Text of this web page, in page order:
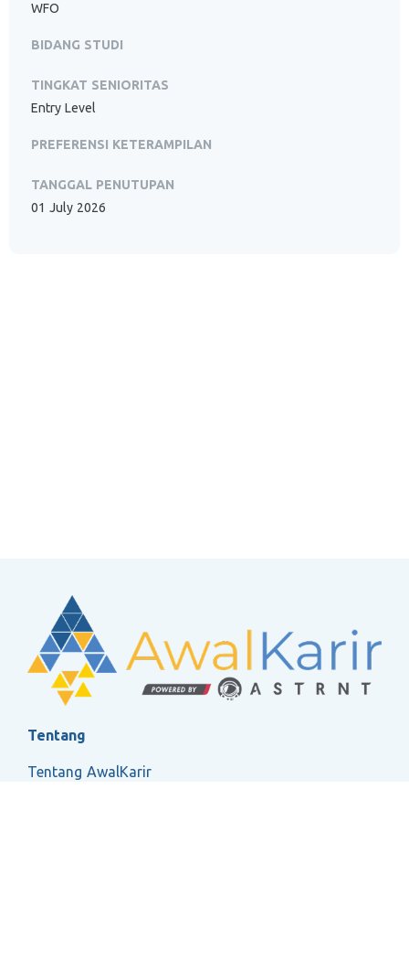
WFO
BIDANG STUDI
TINGKAT SENIORITAS
Entry Level
PREFERENSI KETERAMPILAN
TANGGAL PENUTUPAN
01 July 2026
Tentang
Tentang AwalKarir